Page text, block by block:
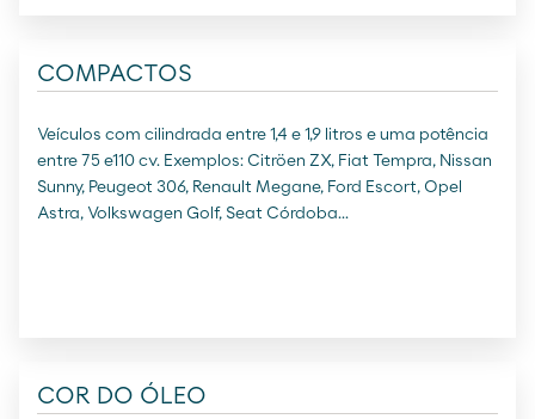
COMPACTOS
Veículos com cilindrada entre 1,4 e 1,9 litros e uma potência
entre 75 e110 cv. Exemplos: Citröen ZX, Fiat Tempra, Nissan
Sunny, Peugeot 306, Renault Megane, Ford Escort, Opel
Astra, Volkswagen Golf, Seat Córdoba...
COR DO ÓLEO